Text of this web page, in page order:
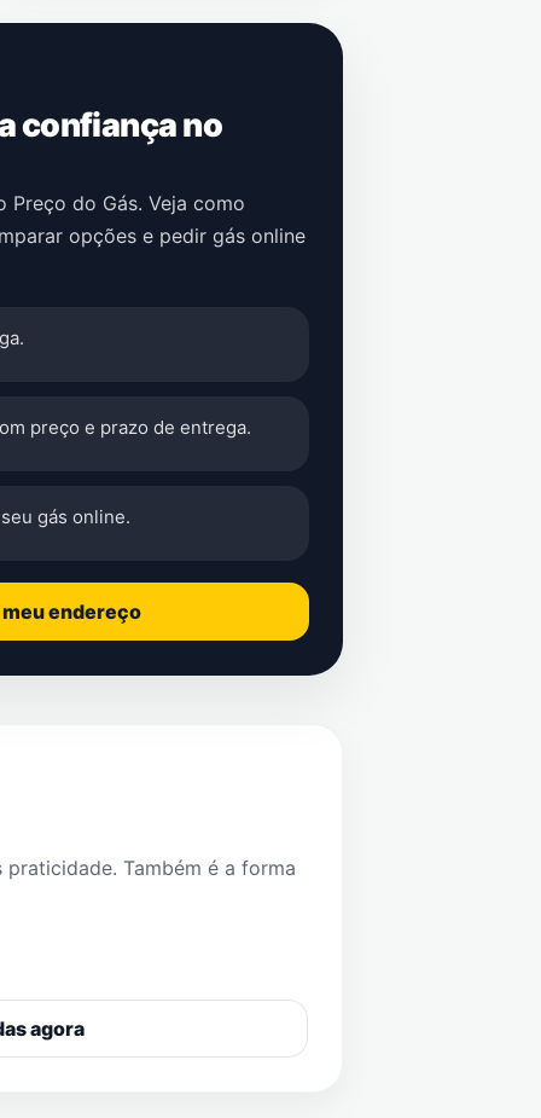
confiança no
do Gás. Veja como
opções e pedir gás online
preço e prazo de entrega.
gás online.
endereço
Também é a forma
agora